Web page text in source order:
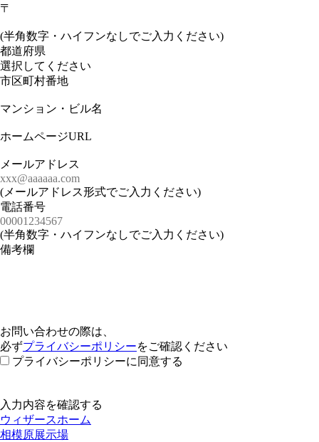
〒
(半角数字・ハイフンなしでご入力ください)
都道府県
市区町村番地
マンション・ビル名
ホームページURL
メールアドレス
(メールアドレス形式でご入力ください)
電話番号
(半角数字・ハイフンなしでご入力ください)
備考欄
お問い合わせの際は、
必ずプライバシーポリシーをご確認ください
プライバシーポリシーに同意する
ウィザースホーム
相模原展示場